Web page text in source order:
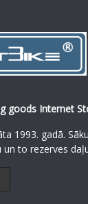
goods Internet
1993. gadā.
to rezerves